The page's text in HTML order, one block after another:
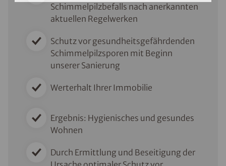
Schimmelpilzbefalls nach anerkannten
aktuellen Regelwerken
Schutz vor gesundheitsgefährdenden
Schimmelpilzsporen mit Beginn
unserer Sanierung
Werterhalt Ihrer Immobilie
Ergebnis: Hygienisches und gesundes
Wohnen
Durch Ermittlung und Beseitigung der